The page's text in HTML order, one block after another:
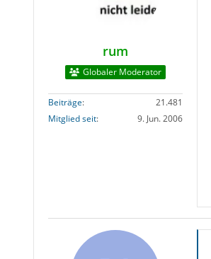
rum
Globaler Moderator
Beiträge
21.481
Mitglied seit
9. Jun. 2006